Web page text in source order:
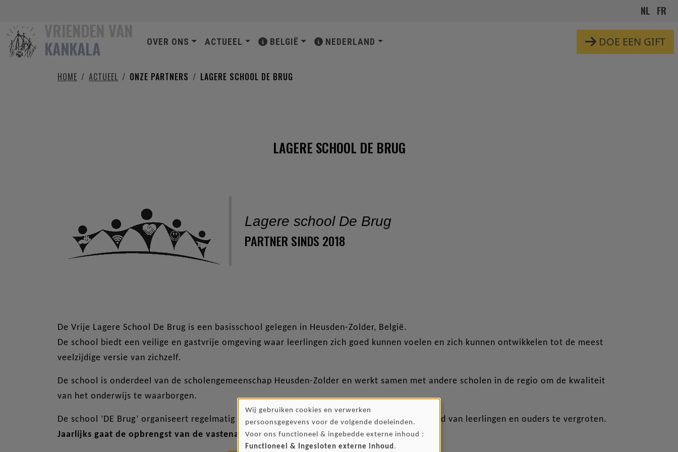
NL FR
KANKALA
HOOFDNAVIGATIE
OVER ONS ACTUEEL BELGIË NEDERLAND DOE EEN GIFT
HOME ACTUEEL ONZE PARTNERS LAGERE SCHOOL DE BRUG
LAGERE SCHOOL DE BRUG
Lagere school De Brug
PARTNER SINDS 2018
De Vrije Lagere School De Brug is een basisschool gelegen in Heusden-Zolder, België.
De school biedt een veilige en gastvrije omgeving waar leerlingen zich goed kunnen voelen en zich kunnen ontwikkelen tot de meest
veelzijdige versie van zichzelf.
De school is onderdeel van de scholengemeenschap Heusden-Zolder en werkt samen met andere scholen in de regio om de kwaliteit
van het onderwijs te waarborgen.
De school ‘DE Brug’ organiseert regelmatig evenementen en activiteiten om de betrokkenheid van leerlingen en ouders te vergroten.
Jaarlijks gaat de opbrengst van de vastenactie integraal naar onze vzw Kankala.
GEBRUIK
VAN
Wij gebruiken cookies en verwerken
persoonsgegevens voor de volgende doeleinden.
Voor ons functioneel & ingebedde externe inhoud :
Functioneel & Ingesloten externe inhoud.